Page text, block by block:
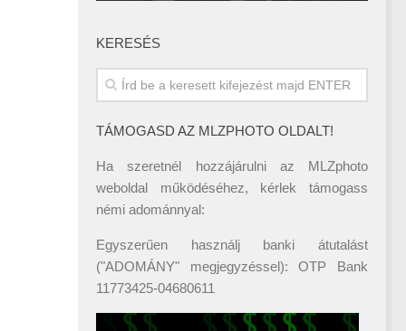
KERESÉS
TÁMOGASD AZ MLZPHOTO OLDALT!
Ha szeretnél hozzájárulni az MLZphoto
weboldal működéséhez, kérlek támogass
némi adománnyal:
Egyszerűen használj banki átutalást
("ADOMÁNY" megjegyzéssel): OTP Bank
11773425-04680611